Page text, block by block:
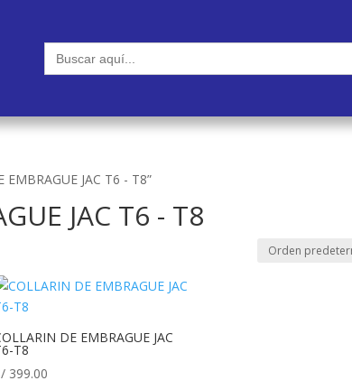
Buscar:
JAC T6 - T8”
JAC T6 - T8
DE EMBRAGUE JAC
T8
399.00